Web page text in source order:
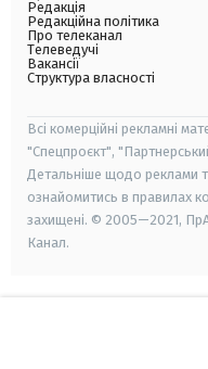
Редакція
Редакційна політика
Про телеканал
Телеведучі
Вакансії
Структура власності
Всі комерційні рекламні
"Спецпроєкт",
Детальніше щодо реклами
ознайомитись в правилах
захищені. © 2005—2021,
Канал.